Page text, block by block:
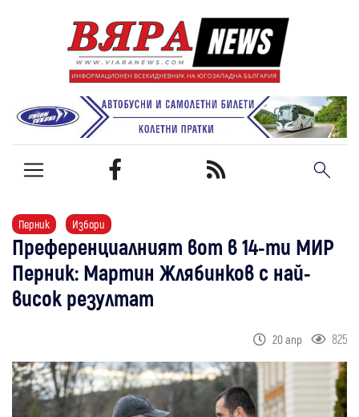
Перник Избори
Преференциалният вот в 14-ти МИР
Перник: Мартин Жлябинков с най-
висок резултат
20 апр 825